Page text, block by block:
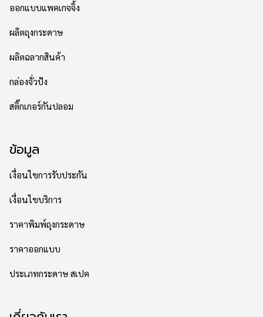
ออกแบบแพคเกจจิ้ง
ผลิตถุงกระดาษ
ผลิตฉลากสินค้า
กล่องจั่วปัง
สติ๊กเกอร์กันปลอม
ข้อมูล
เงื่อนไขการรับประกัน
เงื่อนไขบริการ
ราคาพิมพ์ถุงกระดาษ
ราคาออกแบบ
ประเภทกระดาษ สเปค